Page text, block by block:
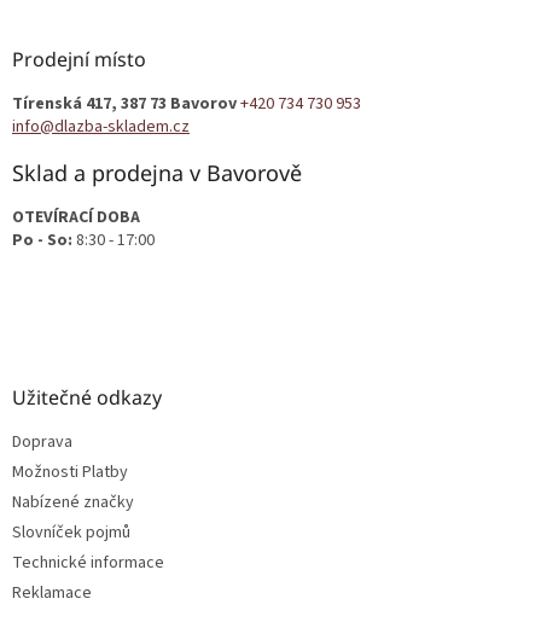
Prodejní místo
Tírenská 417, 387 73 Bavorov+420 734 730 953
info@dlazba-skladem.cz
Sklad a prodejna v Bavorově
OTEVÍRACÍ DOBA
Po - So: 8:30 - 17:00
Užitečné odkazy
Doprava
Možnosti Platby
Nabízené značky
Slovníček pojmů
Technické informace
Reklamace